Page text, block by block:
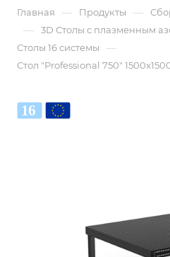
Главная — Продукты —
— 3D Столы с плазменным
Столы 16 системы —
Стол "Professional 750"